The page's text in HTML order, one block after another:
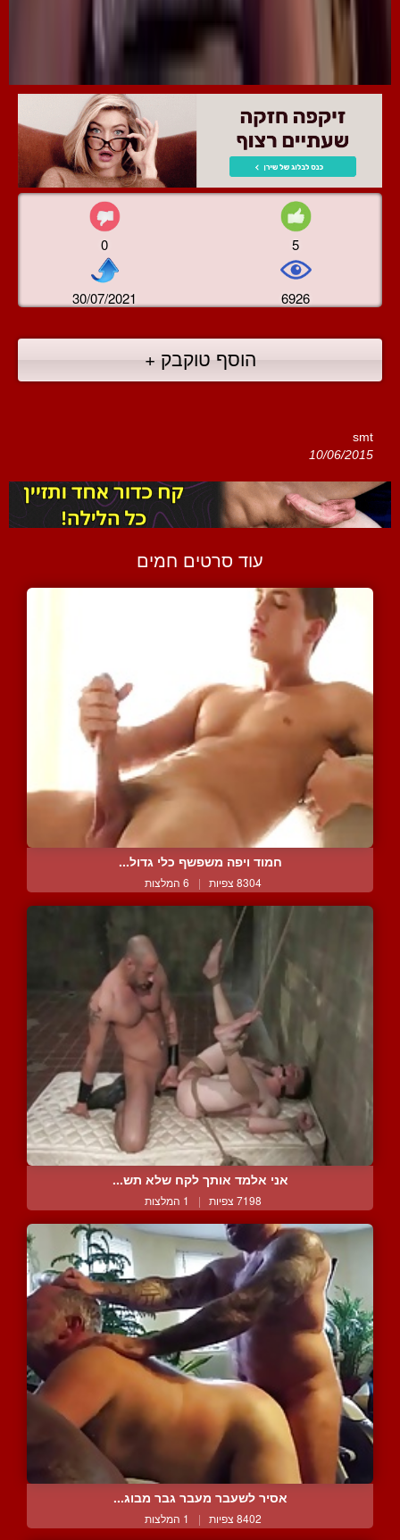
0 5
30/07/2021 6926
הוסף טוקבק +
smt
10/06/2015
עוד סרטים חמים
חמוד ויפה משפשף כלי גדול...
8304 צפיות | 6 המלצות
אני אלמד אותך לקח שלא תש...
7198 צפיות | 1 המלצות
אסיר לשעבר מעבר גבר מבוג...
8402 צפיות | 1 המלצות